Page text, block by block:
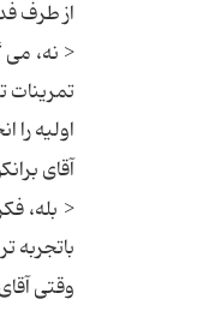
از طرف
< نه،
تمرینات
اولیه را
آقاى
باتجربه
وقتى